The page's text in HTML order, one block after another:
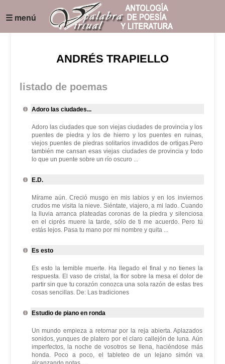
☰ menú
ANDRÉS TRAPIELLO
listado de poemas
Adoro las ciudades...
Adoro las ciudades que son viejas ciudades de provincia y los
puentes de piedra y los de hierro y los puentes en ruinas,
viejos puentes de piedras solitarios invadidos de ortigas.Pero
también me cansan esas viejas ciudades de provincia y todo
lo que un puente sobre un río oscuro ...
E.D.
Mírame aún. Creció musgo en mis labios y en los inviernos
crudos me visita la nieve. Siéntate, viajero, a mi lado. Cuando
la lluvia arranca plateadas coronas de la piedra y silenciosa
en el ciprés muere la tarde, sólo de ti me acuerdo. Pero tú
estás lejos. Pasa tu mano por mi nombre y quita ...
Es esto
Es esto la temible muerte. Ha llegado el final y no tienes la
respuesta. El vaso de cristal, la flor sobre la mesa el dolor de
partir sin que tu corazón conozca una sola razón de estas tres
cosas sencillas. De: Las tradiciones
Estudio de piano en ronda
Un mundo empieza a retornar por la reja abierta. Aplazados
sonidos, yunques de platero por el claro callejón de luna. Aún
imperfectos, la noche de vosotros se llena, haciéndose más
honda. Poco a poco, el tableteo de un lejano simón va